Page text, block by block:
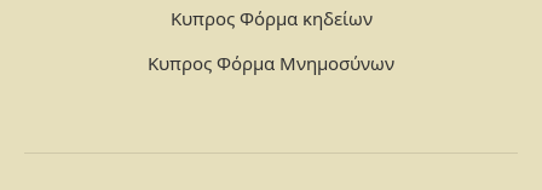
Κυπρος Φόρμα κηδείων
Κυπρος Φόρμα Μνημοσύνων